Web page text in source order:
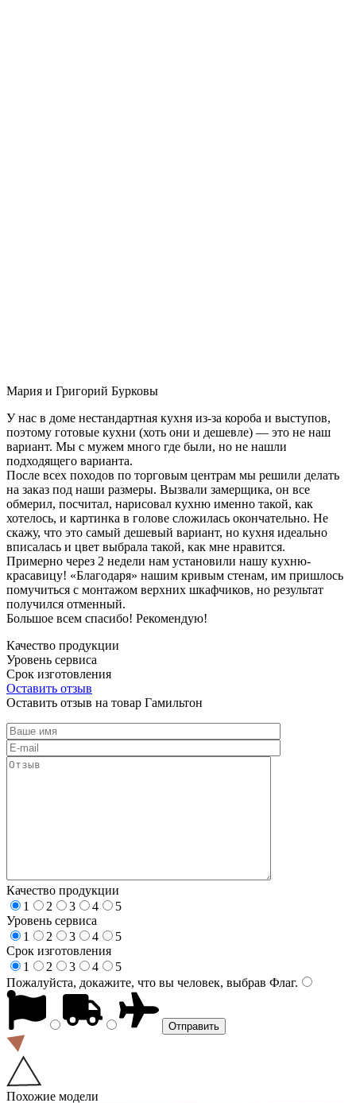
Мария и Григорий Бурковы
У нас в доме нестандартная кухня из-за короба и выступов,
поэтому готовые кухни (хоть они и дешевле) — это не наш
вариант. Мы с мужем много где были, но не нашли
подходящего варианта.
После всех походов по торговым центрам мы решили делать
на заказ под наши размеры. Вызвали замерщика, он все
обмерил, посчитал, нарисовал кухню именно такой, как
хотелось, и картинка в голове сложилась окончательно. Не
скажу, что это самый дешевый вариант, но кухня идеально
вписалась и цвет выбрала такой, как мне нравится.
Примерно через 2 недели нам установили нашу кухню-
красавицу! «Благодаря» нашим кривым стенам, им пришлось
помучиться с монтажом верхних шкафчиков, но результат
получился отменный.
Большое всем спасибо! Рекомендую!
Качество продукции
Уровень сервиса
Срок изготовления
Оставить отзыв
Оставить отзыв на товар Гамильтон
Качество продукции
1
2 3 4
5
Уровень сервиса
1
2 3 4
5
Срок изготовления
1
2 3 4
5
Пожалуйста, докажите, что вы человек, выбрав Флаг.
Похожие модели